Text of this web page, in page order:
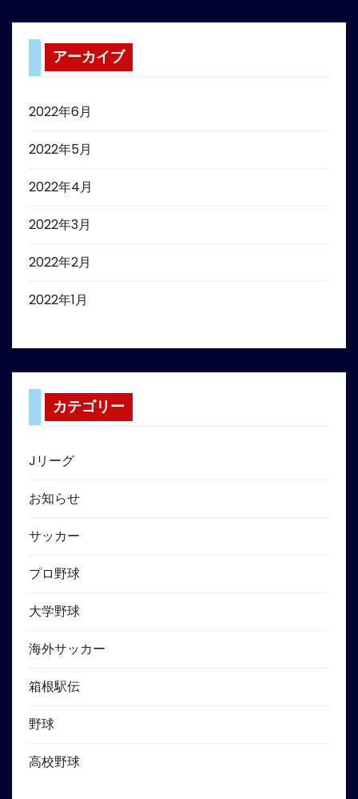
アーカイブ
2022年6月
2022年5月
2022年4月
2022年3月
2022年2月
2022年1月
カテゴリー
Jリーグ
お知らせ
サッカー
プロ野球
大学野球
海外サッカー
箱根駅伝
野球
高校野球